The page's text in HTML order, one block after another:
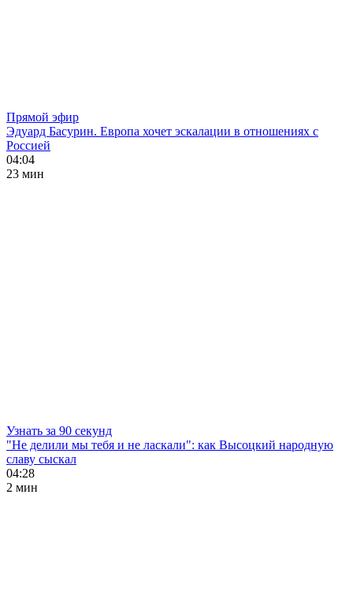
Прямой эфир
Эдуард Басурин. Европа хочет эскалации в отношениях с
Россией
04:04
23 мин
Узнать за 90 секунд
"Не делили мы тебя и не ласкали": как Высоцкий народную
славу сыскал
04:28
2 мин